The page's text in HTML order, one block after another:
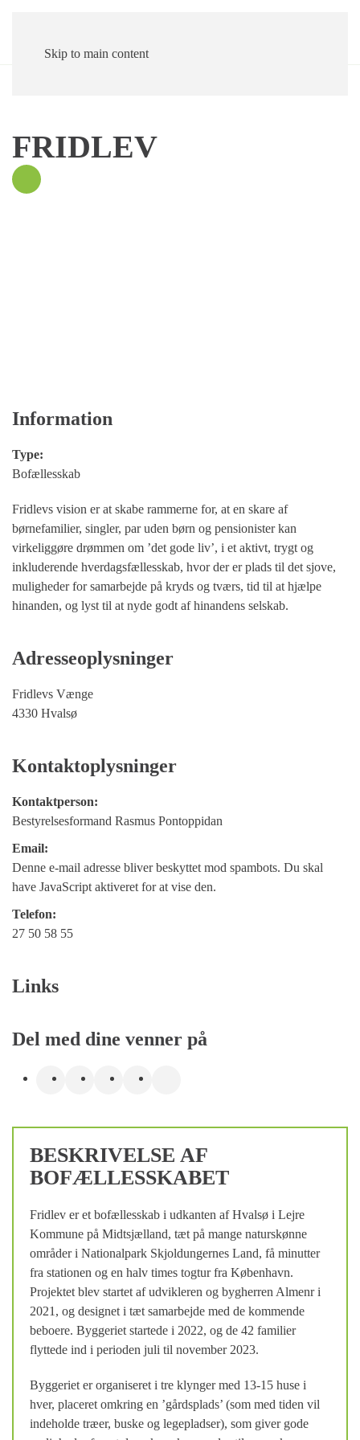
Skip to main content
FRIDLEV
Information
Type:
Bofællesskab
Fridlevs vision er at skabe rammerne for, at en skare af
børnefamilier, singler, par uden børn og pensionister kan
virkeliggøre drømmen om ’det gode liv’, i et aktivt, trygt og
inkluderende hverdagsfællesskab, hvor der er plads til det sjove,
muligheder for samarbejde på kryds og tværs, tid til at hjælpe
hinanden, og lyst til at nyde godt af hinandens selskab.
Adresseoplysninger
Fridlevs Vænge
4330 Hvalsø
Kontaktoplysninger
Kontaktperson:
Bestyrelsesformand Rasmus Pontoppidan
Email:
Denne e-mail adresse bliver beskyttet mod spambots. Du skal
have JavaScript aktiveret for at vise den.
Telefon:
27 50 58 55
Links
Del med dine venner på
BESKRIVELSE AF
BOFÆLLESSKABET
Fridlev er et bofællesskab i udkanten af Hvalsø i Lejre
Kommune på Midtsjælland, tæt på mange naturskønne
områder i Nationalpark Skjoldungernes Land, få minutter
fra stationen og en halv times togtur fra København.
Projektet blev startet af udvikleren og bygherren Almenr i
2021, og designet i tæt samarbejde med de kommende
beboere. Byggeriet startede i 2022, og de 42 familier
flyttede ind i perioden juli til november 2023.
Byggeriet er organiseret i tre klynger med 13-15 huse i
hver, placeret omkring en ’gårdsplads’ (som med tiden vil
indeholde træer, buske og legepladser), som giver gode